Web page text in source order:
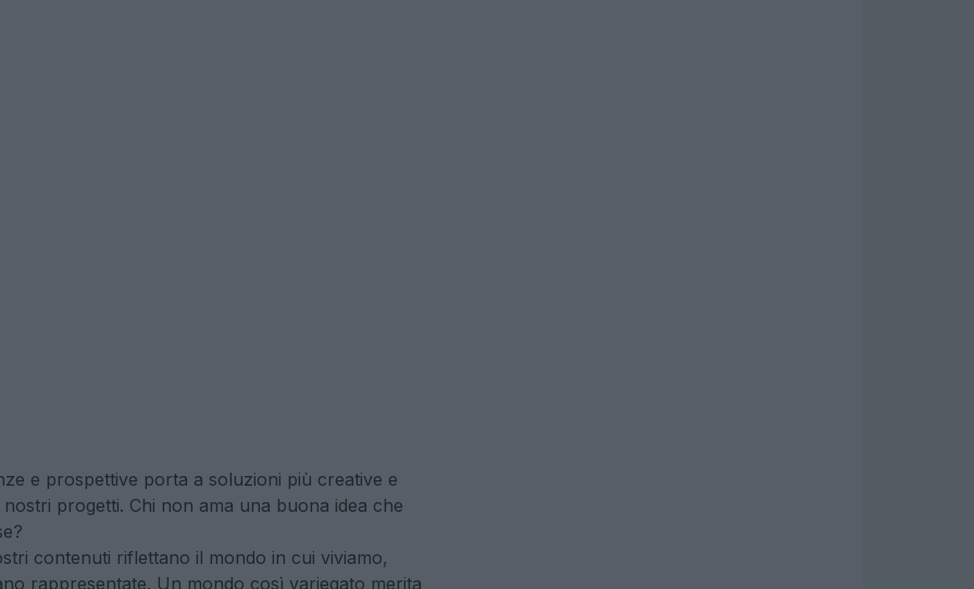
e prospettive porta a soluzioni più creative e
progetti. Chi non ama una buona idea che
contenuti riflettano il mondo in cui viviamo,
rappresentate. Un mondo così variegato merita